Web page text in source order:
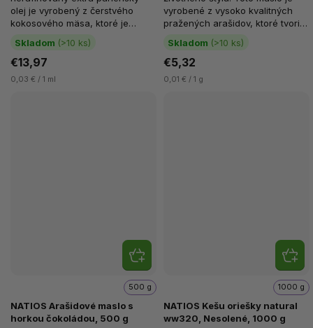
Skladom (>10 ks)
€13,97
0,03 € / 1 ml
olej je vyrobený z čerstvého
kokosového mäsa, ktoré je
lisované za studena, aby si
zachovalo...
Skladom (>10 ks)
€5,32
0,01 € / 1 g
vyrobené z vysoko kvalitných
pražených arašidov, ktoré tvoria
100% jeho zloženia. Vďaka...
NATIOS Arašidové maslo s
horkou čokoládou, 500 g
500 g
NATIOS Kešu oriešky natural
ww320, Nesolené, 1000 g
1000 g